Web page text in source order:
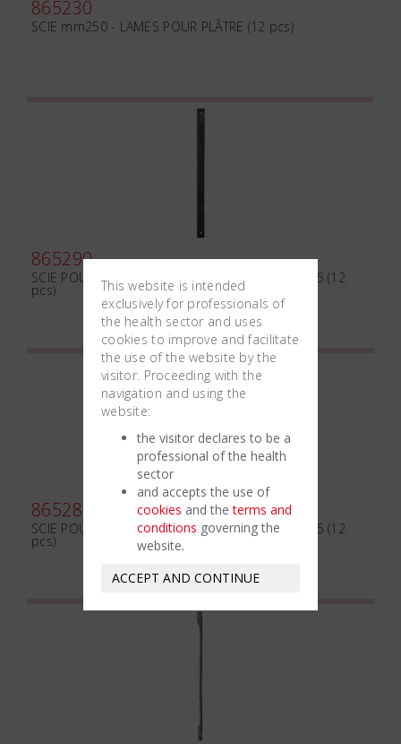
865230
SCIE mm250 - LAMES POUR PLÂTRE (12 pcs)
865290
SCIE POUR MODÈLES mm180 - LAMES mm012x5 (12
pcs)
865280
SCIE POUR MODÈLES mm180 - LAMES mm025x5 (12
pcs)
This website is intended
exclusively for professionals of
the health sector and uses
cookies to improve and facilitate
the use of the website by the
visitor. Proceeding with the
navigation and using the
website:
the visitor declares to be a
professional of the health
sector
and accepts the use of
cookies and theterms and
conditions governing the
website.
ACCEPT AND CONTINUE